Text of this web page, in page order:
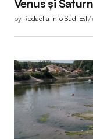
Venus și Saturn
by Redactia Info Sud-Est7